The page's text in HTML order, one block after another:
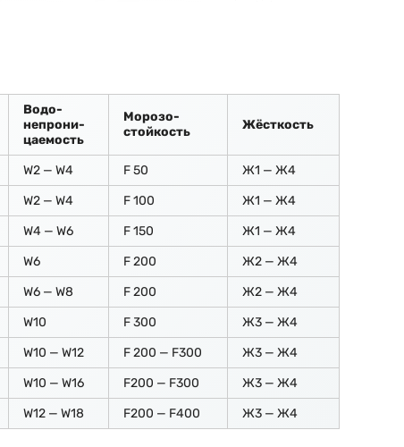
Водо-
непрони-
цаемость
Морозо-
стойкость
Жёсткость
W2 — W4 F 50
Ж1 — Ж4
W2 — W4 F 100
Ж1 — Ж4
W4 — W6 F 150
Ж1 — Ж4
W6 F 200
Ж2 — Ж4
W6 — W8 F 200
Ж2 — Ж4
W10 F 300
Ж3 — Ж4
W10 — W12 F 200 — F300
Ж3 — Ж4
W10 — W16 F200 — F300
Ж3 — Ж4
W12 — W18 F200 — F400 Ж3 — Ж4